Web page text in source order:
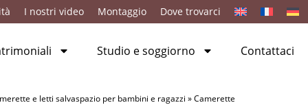
I nostri video Montaggio Dove trovarci
Studio e soggiorno Contattaci
e letti salvaspazio per bambini e ragazzi »Camerette